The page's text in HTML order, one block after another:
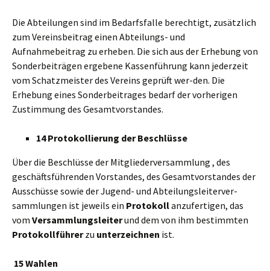
Die Abteilungen sind im Bedarfsfalle berechtigt, zusätzlich
zum Vereinsbeitrag einen Abteilungs- und
Aufnahmebeitrag zu erheben. Die sich aus der Erhebung von
Sonderbeiträgen ergebene Kassenführung kann jederzeit
vom Schatzmeister des Vereins geprüft wer-den. Die
Erhebung eines Sonderbeitrages bedarf der vorherigen
Zustimmung des Gesamtvorstandes.
14 Protokollierung der Beschlüsse
Über die Beschlüsse der Mitgliederversammlung , des
geschäftsführenden Vorstandes, des Gesamtvorstandes der
Ausschüsse sowie der Jugend- und Abteilungsleiterver-
sammlungen ist jeweils ein Protokollanzufertigen, das
vom Versammlungsleiterund dem von ihm bestimmten
Protokollführerzu unterzeichnen ist.
15 Wahlen